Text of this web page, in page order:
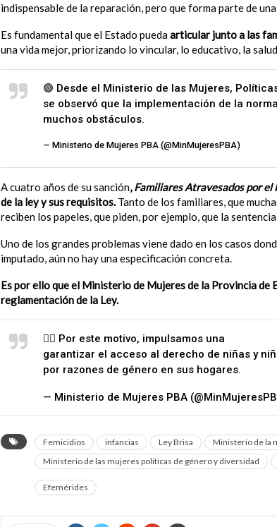
indispensable de la reparación, pero que forma parte de
Es fundamental que el Estado puedaarticular junto a las
una vida mejor, priorizando lo vincular, lo educativo, la
🟣 Desde el Ministerio de las Mujeres,
se observó que la implementación de la
muchos obstáculos.
— Ministerio de Mujeres PBA (@MinMujeresPBA)
A cuatro años de su sanción,Familiares Atravesados por el
de la ley y sus requisitos.Tanto de los familiares, que
reciben los papeles, que piden, por ejemplo, que la
Uno de los grandes problemas viene dado en los casos
imputado, aún no hay una especificación concreta.
Es por ello que el Ministerio de Mujeres de la Provincia de
reglamentación de la Ley.
✊🏻 Por este motivo, impulsamos una
garantizar el acceso al derecho de niñas y
por razones de género en sus hogares.
— Ministerio de Mujeres PBA
Femicidios infancias Ley Brisa
Ministerio de la
Ministerio de las mujeres politicas de género y diversidad
Efemérides